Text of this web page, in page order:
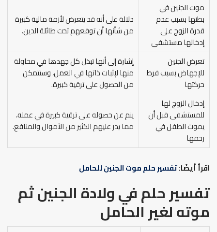
موت الجنين في
بطنها بسبب عدم
قدرة الزوج على
إدخالها مستشفى
دلالة على أنه قد يتعرض لأزمة مالية كبيرة
من شأنها أن توقعهم تحت طائلة الدين.
تعرض الجنين
للإجهاض بسبب فرط
حركتها
إشارة إلى أنها تبذل كل جهدها في محاولة
منها لإثبات ذاتها في العمل، وستتمكن
من الحصول على ترقية كبيرة.
إدخال الزوج لها
للمستشفى قبل أن
يموت الطفل في
رحمها
ينم عن حصوله على ترقية كبيرة في عمله،
مما يدر عليهم الكثير من الأموال والمنافع.
اقرأ أيضًا:تفسير حلم موت الجنين للحامل
تفسير حلم في ولادة الجنين ثم
موته لغير الحامل